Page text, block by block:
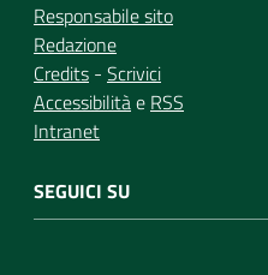
Responsabile sito
Redazione
Credits - Scrivici
Accessibilitàe RSS
Intranet
SEGUICI SU